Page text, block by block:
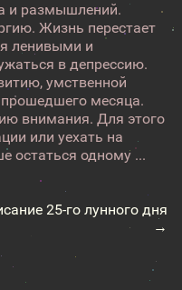
и размышлений.
Жизнь перестает
ленивыми и
в депрессию.
умственной
прошедшего месяца.
внимания. Для этого
или уехать на
остаться одному ...
25-го лунного дня
→